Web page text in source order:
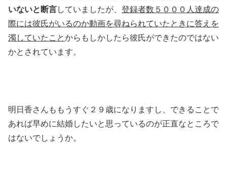
いないと断言していましたが、 登録者数５０００人達成の
際には彼氏がいるのか動画を尋ねられていたときに答えを
濁していたことからもしかしたら彼氏ができたのではない
かとされています。
明日香さんももうすぐ２９歳になりますし、できることで
あれば早めに結婚したいと思っているのが正直なところで
はないでしょうか。